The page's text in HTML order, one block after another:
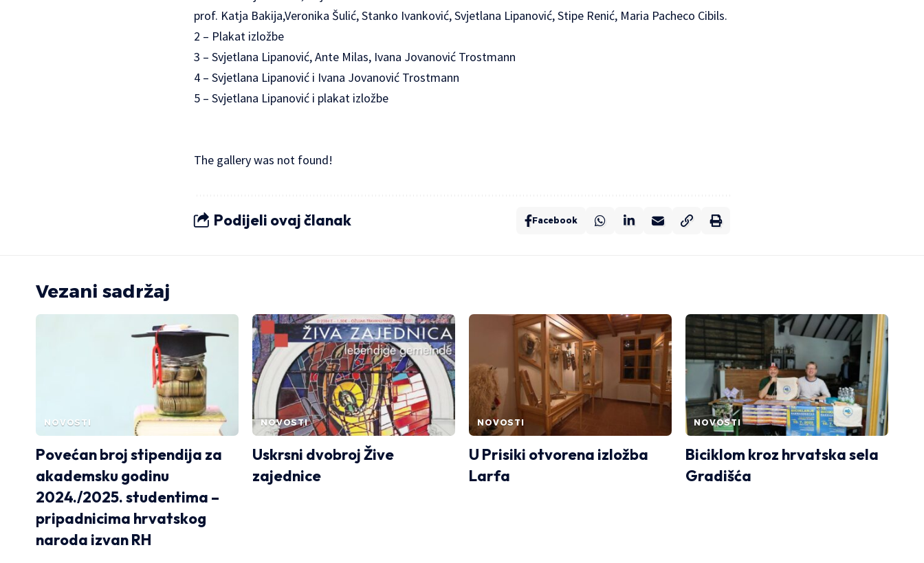
prof. Katja Bakija,Veronika Šulić, Stanko Ivanković, Svjetlana Lipanović, Stipe Renić, Maria Pacheco Cibils.
2 – Plakat izložbe
3 – Svjetlana Lipanović, Ante Milas, Ivana Jovanović Trostmann
4 – Svjetlana Lipanović i Ivana Jovanović Trostmann
5 – Svjetlana Lipanović i plakat izložbe
The gallery was not found!
Podijeli ovaj članak Facebook
Vezani sadržaj
NOVOSTI
Povećan broj stipendija za
akademsku godinu
2024./2025. studentima –
pripadnicima hrvatskog
naroda izvan RH
NOVOSTI
Uskrsni dvobroj Žive
zajednice
NOVOSTI
U Prisiki otvorena izložba
Larfa
NOVOSTI
Biciklom kroz hrvatska sela
Gradišća